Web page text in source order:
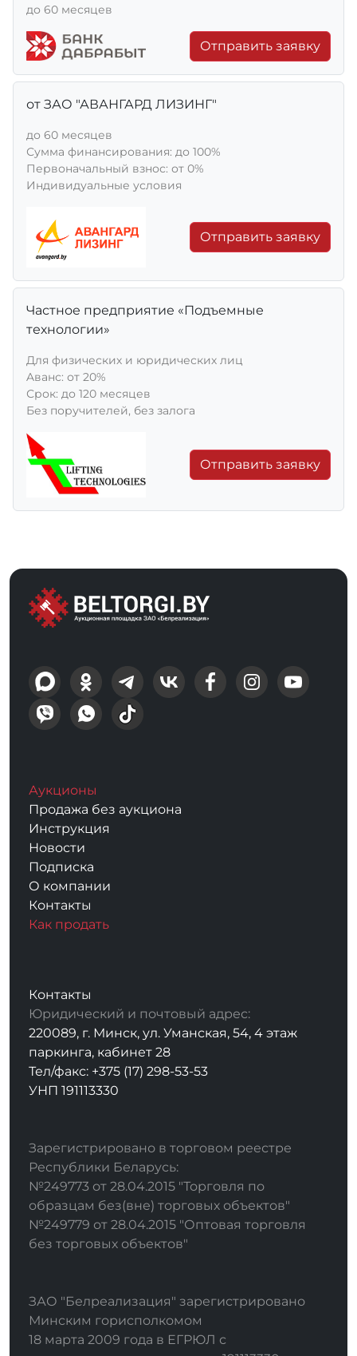
до 60 месяцев
Отправить заявку
от ЗАО "АВАНГАРД ЛИЗИНГ"
до 60 месяцев
Сумма финансирования: до 100%
Первоначальный взнос: от 0%
Индивидуальные условия
Отправить заявку
Частное предприятие «Подъемные
технологии»
Для физических и юридических лиц
Aванс: от 20%
Срок: до 120 месяцев
Без поручителей, без залога
Отправить заявку
Аукционы
Продажа без аукциона
Инструкция
Новости
Подписка
О компании
Контакты
Как продать
Контакты
Юридический и почтовый адрес:
220089, г. Минск, ул. Уманская, 54, 4 этаж
паркинга, кабинет 28
Тел/факс: +375 (17) 298-53-53
УНП 191113330
Зарегистрировано в торговом реестре
Республики Беларусь:
№249773 от 28.04.2015 "Торговля по
образцам без(вне) торговых объектов"
№249779 от 28.04.2015 "Оптовая торговля
без торговых объектов"
ЗАО "Белреализация" зарегистрировано
Минским горисполкомом
18 марта 2009 года в ЕГРЮЛ с